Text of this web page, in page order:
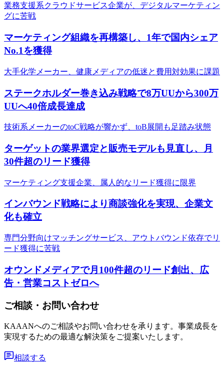
業務支援系クラウドサービス企業が、デジタルマーケティン
グに苦戦
マーケティング組織を再構築し、1年で国内シェア
No.1を獲得
大手化学メーカー、健康メディアの低迷と費用対効果に課題
ステークホルダー巻き込み戦略で8万UUから300万
UUへ40倍成長達成
技術系メーカーのtoC戦略が響かず、toB展開も足踏み状態
ターゲットの業界選定と販売モデルも見直し、月
30件超のリード獲得
マーケティング支援企業、属人的なリード獲得に限界
インバウンド戦略により商談強化を実現、企業文
化も確立
専門分野向けマッチングサービス、アウトバウンド依存でリ
ード獲得に苦戦
オウンドメディアで月100件超のリード創出、広
告・営業コストゼロへ
ご相談・お問い合わせ
KAAANへのご相談やお問い合わせを承ります。事業成長を
実現するための最適な解決策をご提案いたします。
相談する